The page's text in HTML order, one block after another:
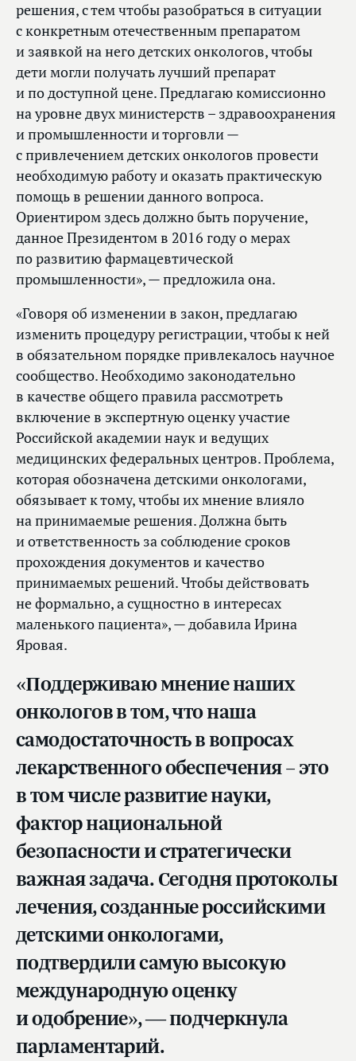
решения, с тем чтобы разобраться в ситуации
с конкретным отечественным препаратом
и заявкой на него детских онкологов, чтобы
дети могли получать лучший препарат
и по доступной цене. Предлагаю комиссионно
на уровне двух министерств – здравоохранения
и промышленности и торговли —
с привлечением детских онкологов провести
необходимую работу и оказать практическую
помощь в решении данного вопроса.
Ориентиром здесь должно быть поручение,
данное Президентом в 2016 году о мерах
по развитию фармацевтической
промышленности», — предложила она.
«Говоря об изменении в закон, предлагаю
изменить процедуру регистрации, чтобы к ней
в обязательном порядке привлекалось научное
сообщество. Необходимо законодательно
в качестве общего правила рассмотреть
включение в экспертную оценку участие
Российской академии наук и ведущих
медицинских федеральных центров. Проблема,
которая обозначена детскими онкологами,
обязывает к тому, чтобы их мнение влияло
на принимаемые решения. Должна быть
и ответственность за соблюдение сроков
прохождения документов и качество
принимаемых решений. Чтобы действовать
не формально, а сущностно в интересах
маленького пациента», — добавила Ирина
Яровая.
«Поддерживаю мнение наших
онкологов в том, что наша
самодостаточность в вопросах
лекарственного обеспечения – это
в том числе развитие науки,
фактор национальной
безопасности и стратегически
важная задача. Сегодня протоколы
лечения, созданные российскими
детскими онкологами,
подтвердили самую высокую
международную оценку
и одобрение», — подчеркнула
парламентарий.